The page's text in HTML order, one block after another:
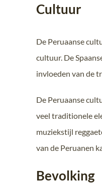
Cultuur
De Peruaanse
cultuur. De
invloeden van de
De Peruaanse
veel traditionele
muziekstijl
van de Peruanen
Bevolking